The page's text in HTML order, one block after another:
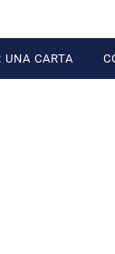
UNA CARTA